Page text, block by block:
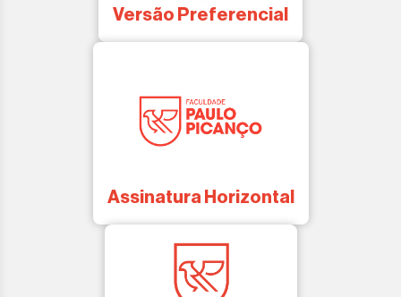
Versão Preferencial
Assinatura Horizontal